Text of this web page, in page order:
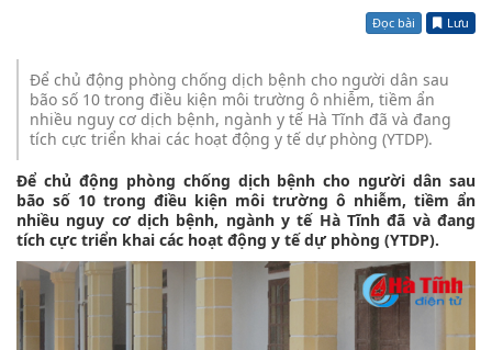
Đọc bài Lưu
Để chủ động phòng chống dịch bệnh cho người dân sau
bão số 10 trong điều kiện môi trường ô nhiễm, tiềm ẩn
nhiều nguy cơ dịch bệnh, ngành y tế Hà Tĩnh đã và đang
tích cực triển khai các hoạt động y tế dự phòng (YTDP).
Để chủ động phòng chống dịch bệnh cho người dân sau
bão số 10 trong điều kiện môi trường ô nhiễm, tiềm ẩn
nhiều nguy cơ dịch bệnh, ngành y tế Hà Tĩnh đã và đang
tích cực triển khai các hoạt động y tế dự phòng (YTDP).